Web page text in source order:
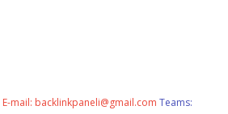
E-mail: backlinkpaneli@gmail.com Teams: